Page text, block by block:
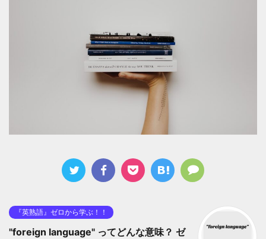
『英熟語』ゼロから学ぶ！！
"foreign language" ってどんな意味？ ゼ